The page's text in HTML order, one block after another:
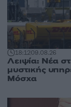
18:1209.08.26
Λειψία: Νέα
μυστικής
Μόσχα